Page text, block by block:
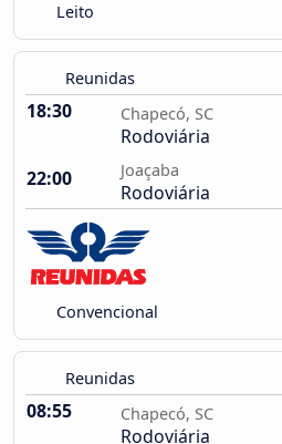
Leito
Reunidas
18:30 Chapecó, SC
Rodoviária
22:00
Joaçaba
Rodoviária
Convencional
Reunidas
08:55 Chapecó, SC
Rodoviária